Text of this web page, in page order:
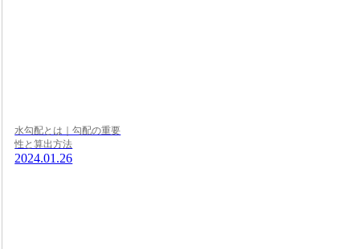
水勾配とは｜勾配の重要
性と算出方法
2024.01.26